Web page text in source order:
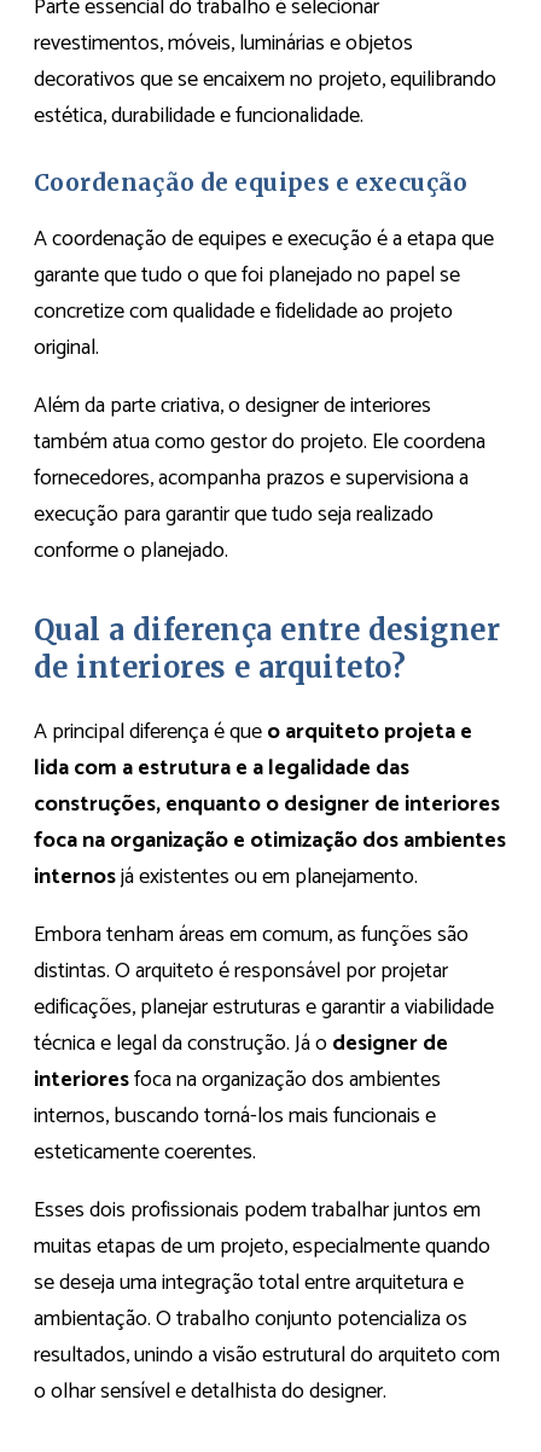
revestimentos, móveis, luminárias e objetos
decorativos que se encaixem no projeto, equilibrando
estética, durabilidade e funcionalidade.
Coordenação de equipes e execução
A coordenação de equipes e execução é a etapa que
garante que tudo o que foi planejado no papel se
concretize com qualidade e fidelidade ao projeto
original.
Além da parte criativa, o designer de interiores
também atua como gestor do projeto. Ele coordena
fornecedores, acompanha prazos e supervisiona a
execução para garantir que tudo seja realizado
conforme o planejado.
Qual a diferença entre designer
de interiores e arquiteto?
A principal diferença é queo arquiteto projeta e
lida com a estrutura e a legalidade das
construções, enquanto o designer de interiores
foca na organização e otimização dos ambientes
internosjá existentes ou em planejamento.
Embora tenham áreas em comum, as funções são
distintas. O arquiteto é responsável por projetar
edificações, planejar estruturas e garantir a viabilidade
técnica e legal da construção. Já odesigner de
interioresfoca na organização dos ambientes
internos, buscando torná-los mais funcionais e
esteticamente coerentes.
Esses dois profissionais podem trabalhar juntos em
muitas etapas de um projeto, especialmente quando
se deseja uma integração total entre arquitetura e
ambientação. O trabalho conjunto potencializa os
resultados, unindo a visão estrutural do arquiteto com
o olhar sensível e detalhista do designer.